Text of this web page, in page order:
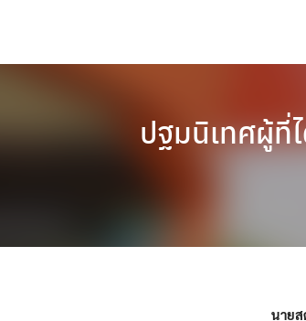
ปฐมนิเทศผู้ที่
นายสุ